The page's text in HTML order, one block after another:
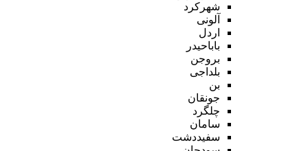
شهرکرد
آلونی
اردل
باباحیدر
بروجن
بلداجی
بن
جونقان
چلگرد
سامان
سفیددشت